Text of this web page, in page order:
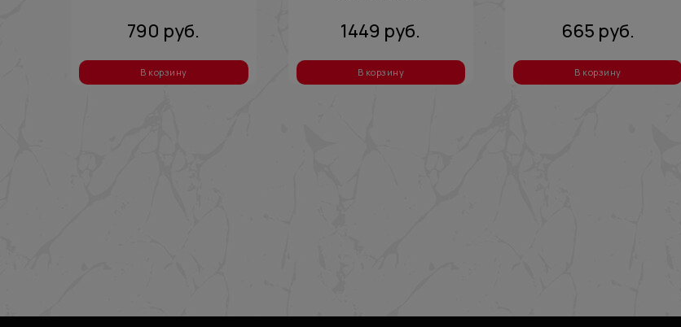
790 руб.
В корзину
1449 руб.
В корзину
665 руб.
В корзину